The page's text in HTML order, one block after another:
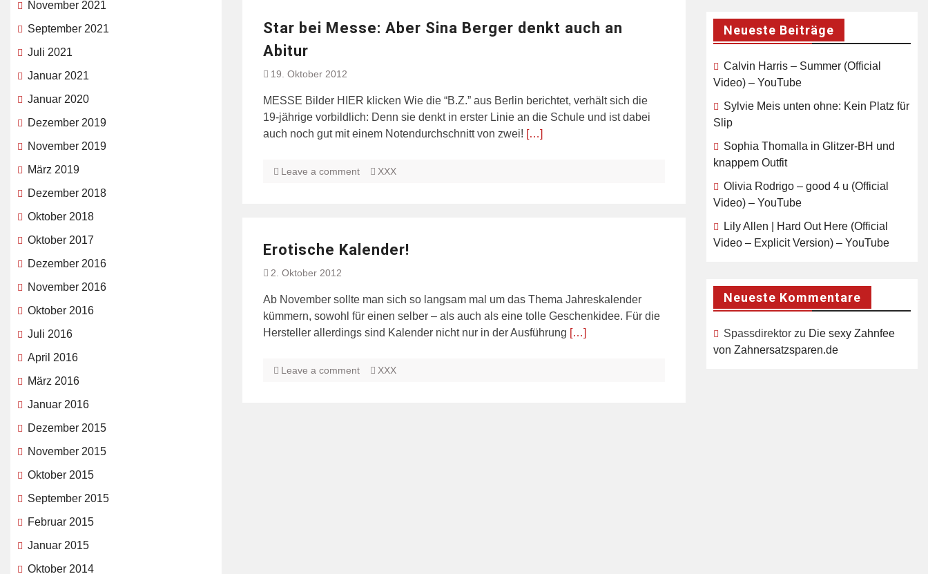
Star bei Messe: Aber Sina Berger denkt auch an
Abitur
19. Oktober 2012
MESSE Bilder HIER klicken Wie die “B.Z.” aus Berlin berichtet, verhält sich die
19-jährige vorbildlich: Denn sie denkt in erster Linie an die Schule und ist dabei
auch noch gut mit einem Notendurchschnitt von zwei! […]
Leave a comment XXX
Erotische Kalender!
2. Oktober 2012
Ab November sollte man sich so langsam mal um das Thema Jahreskalender
kümmern, sowohl für einen selber – als auch als eine tolle Geschenkidee. Für die
Hersteller allerdings sind Kalender nicht nur in der Ausführung […]
Leave a comment XXX
Neueste Beiträge
Calvin Harris – Summer (Official
Video) – YouTube
Sylvie Meis unten ohne: Kein Platz für
Slip
Sophia Thomalla in Glitzer-BH und
knappem Outfit
Olivia Rodrigo – good 4 u (Official
Video) – YouTube
Lily Allen | Hard Out Here (Official
Video – Explicit Version) – YouTube
Neueste Kommentare
Spassdirektor zu Die sexy Zahnfee
von Zahnersatzsparen.de
November 2021
September 2021
Juli 2021
Januar 2021
Januar 2020
Dezember 2019
November 2019
März 2019
Dezember 2018
Oktober 2018
Oktober 2017
Dezember 2016
November 2016
Oktober 2016
Juli 2016
April 2016
März 2016
Januar 2016
Dezember 2015
November 2015
Oktober 2015
September 2015
Februar 2015
Januar 2015
Oktober 2014